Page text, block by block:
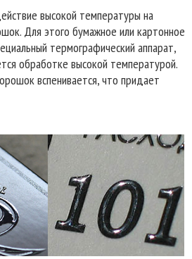
высокой температуры на
Для этого бумажное или картонное
термографический аппарат,
обработке высокой температурой.
вспенивается, что придает